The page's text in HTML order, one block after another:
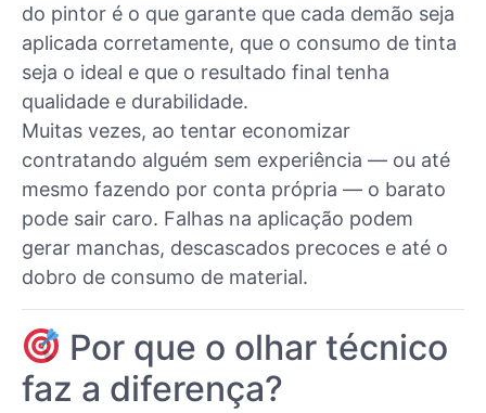
do pintor é o que garante que cada demão seja
aplicada corretamente, que o consumo de tinta
seja o ideal e que o resultado final tenha
qualidade e durabilidade.
Muitas vezes, ao tentar economizar
contratando alguém sem experiência — ou até
mesmo fazendo por conta própria — o barato
pode sair caro. Falhas na aplicação podem
gerar manchas, descascados precoces e até o
dobro de consumo de material.
Por que o olhar técnico
faz a diferença?